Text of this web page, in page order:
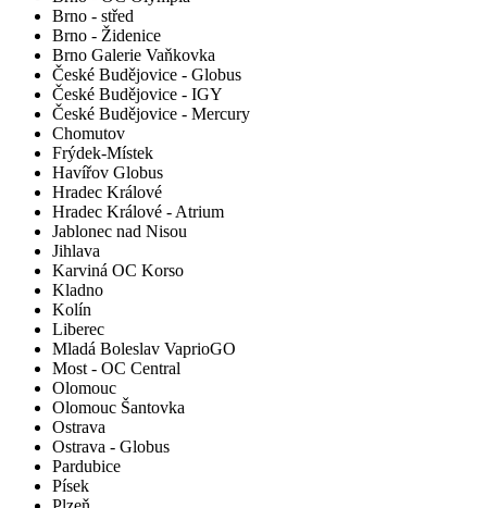
Brno - střed
Brno - Židenice
Brno Galerie Vaňkovka
České Budějovice - Globus
České Budějovice - IGY
České Budějovice - Mercury
Chomutov
Frýdek-Místek
Havířov Globus
Hradec Králové
Hradec Králové - Atrium
Jablonec nad Nisou
Jihlava
Karviná OC Korso
Kladno
Kolín
Liberec
Mladá Boleslav VaprioGO
Most - OC Central
Olomouc
Olomouc Šantovka
Ostrava
Ostrava - Globus
Pardubice
Písek